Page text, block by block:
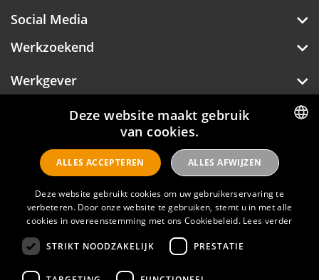
Social Media
Werkzoekend
Werkgever
Over Hotelprofessionals
Hotelprofessionals
FAQ
Privacyverklaring
Contact
DUTCH
ENGLISH
Deze website maakt gebruik
van cookies.
Deze website gebruikt cookies om uw gebruikerservaring te
verbeteren. Door onze website te gebruiken, stemt u in met alle
cookies in overeenstemming met ons Cookiebeleid. Lees verder
STRIKT NOODZAKELIJK PRESTATIE
ALLES ACCEPTEREN ALLES AFWIJZEN